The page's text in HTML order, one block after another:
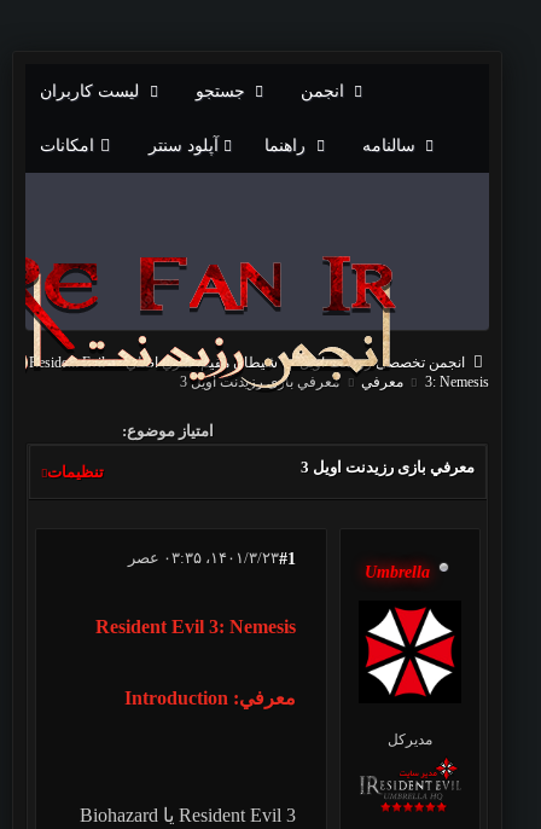
انجمن جستجو لیست کاربران
سالنامه راهنما آپلود سنتر امکانات
انجمن تخصصی رزیدنت اویل شيطان مقيم: سري اصلي
Resident Evil
3: Nemesis
معرفي معرفي بازی رزیدنت اویل 3
امتیاز موضوع:
تنظیمات معرفي بازی رزیدنت اویل 3
Umbrella
مدیرکل
#1۱۴۰۱/۳/۲۳، ۰۳:۳۵ عصر
Resident Evil 3: Nemesis
معرفي: Introduction
Resident Evil 3 یا Biohazard